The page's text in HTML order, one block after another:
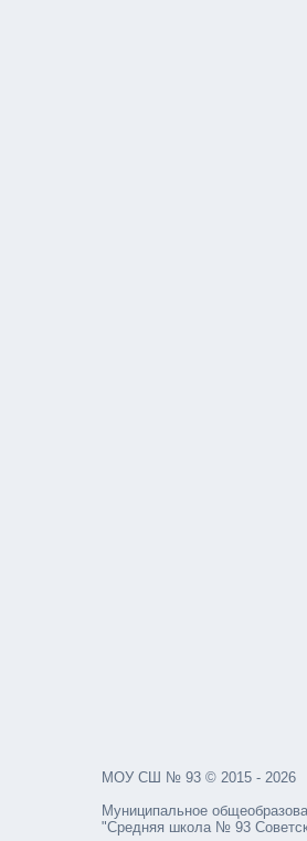
МОУ СШ № 93 © 2015 - 2026
Муниципальное
"Средняя школа № 93